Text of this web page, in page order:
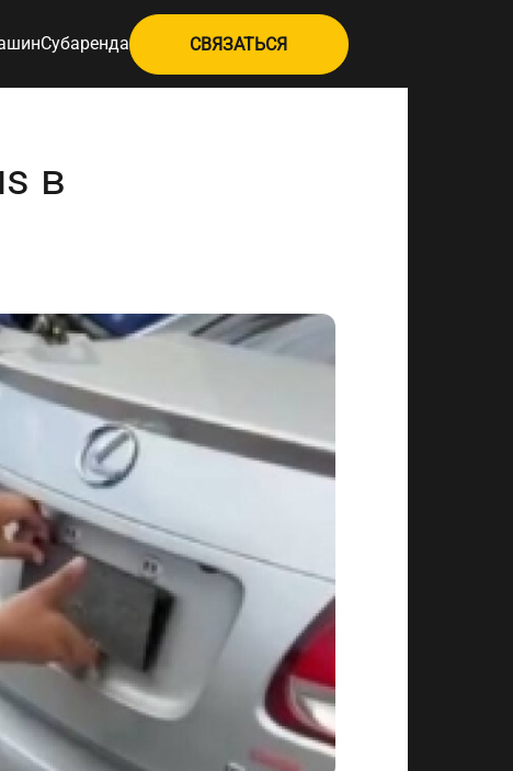
Субаренда СВЯЗАТЬСЯ
в